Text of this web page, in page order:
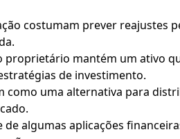
costumam prever reajustes
proprietário mantém um ativo
de investimento.
como uma alternativa para
algumas aplicações